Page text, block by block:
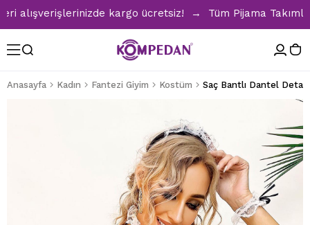
kargo ücretsiz! → Tüm Pijama
Anasayfa Kadın Fantezi Giyim Kostüm Saç Bantlı Dantel